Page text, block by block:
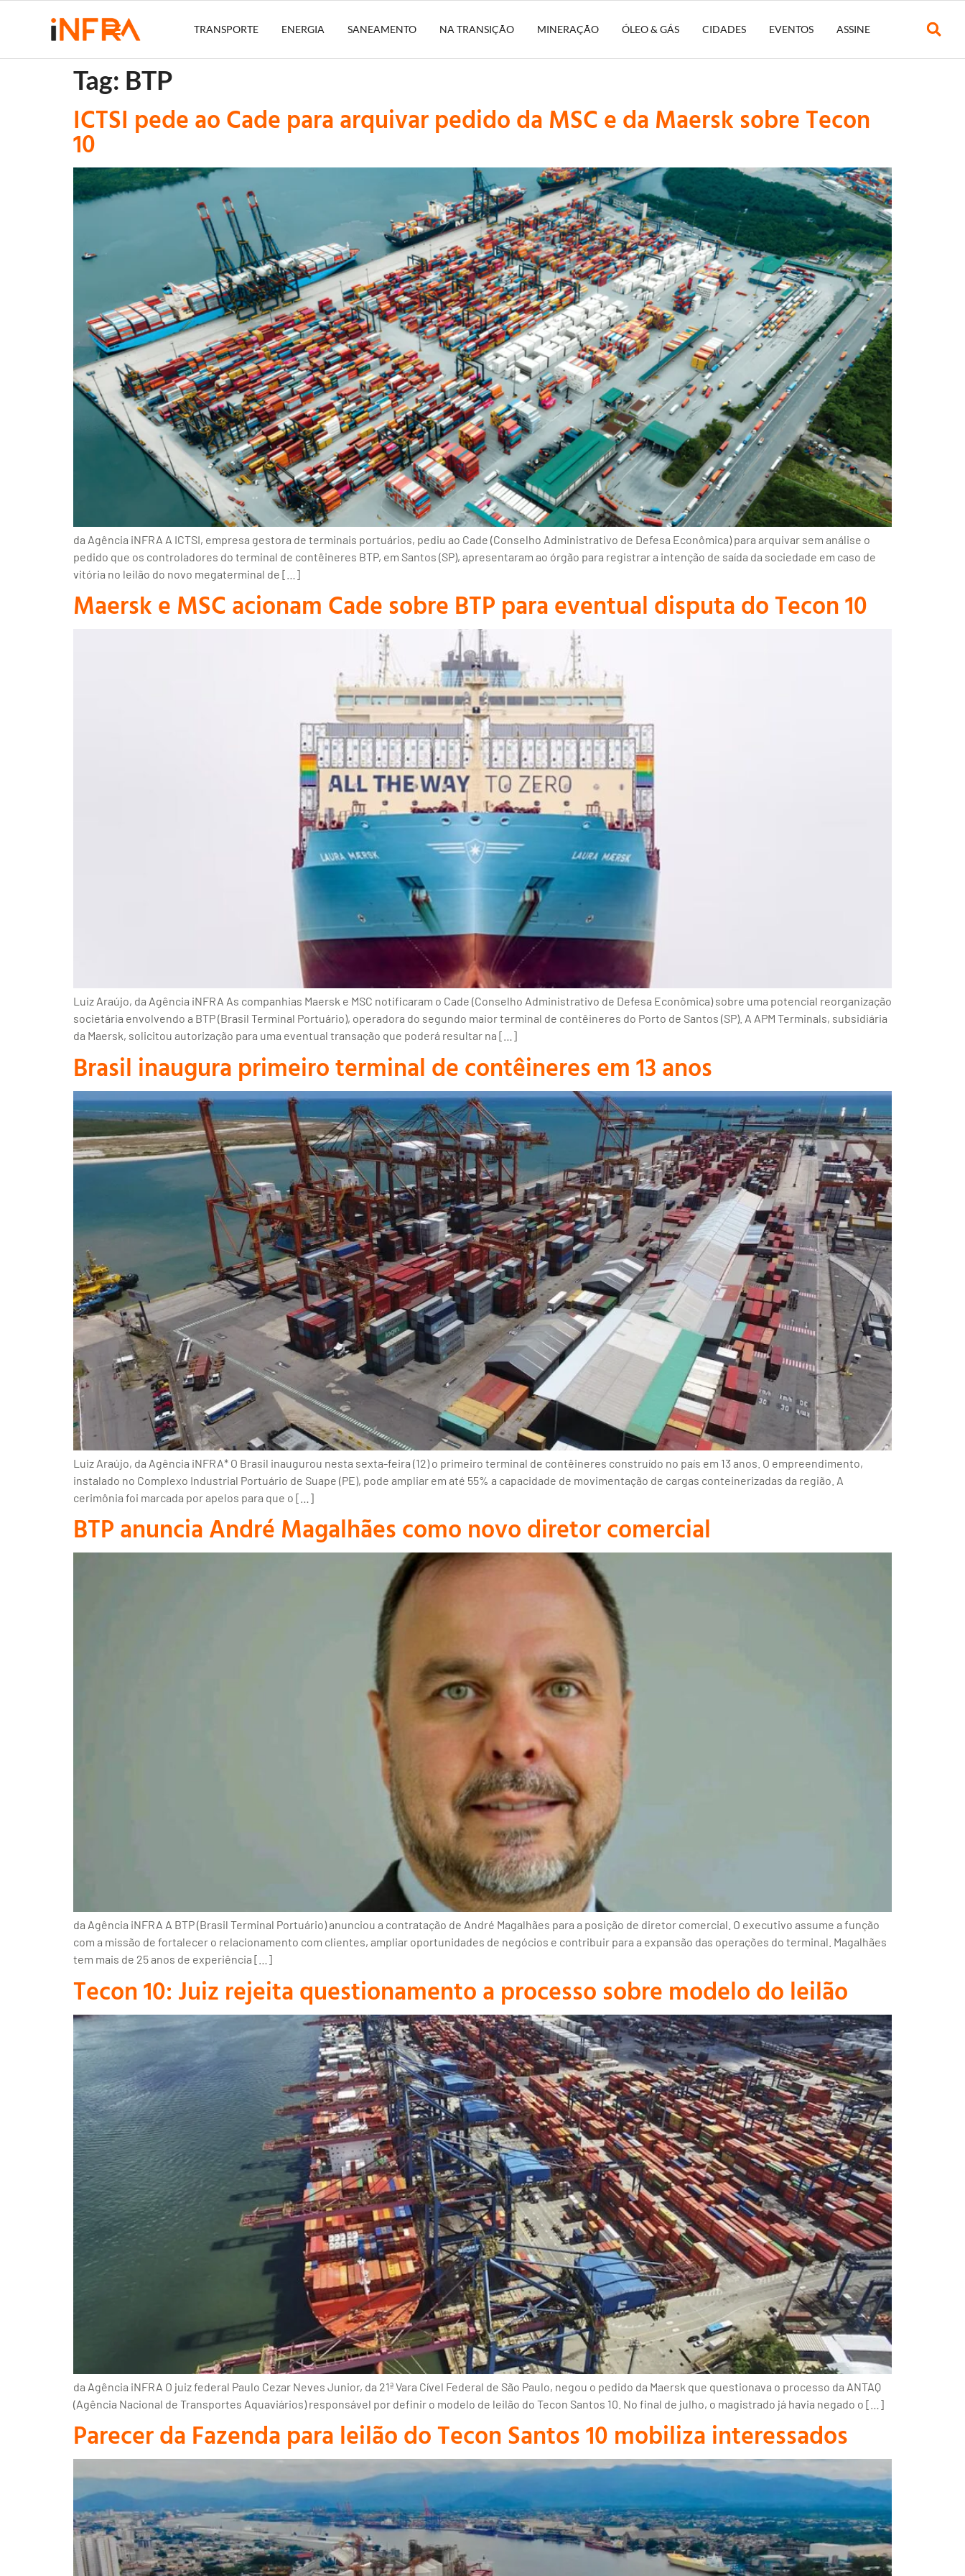
TRANSPORTE ENERGIA SANEAMENTO NA TRANSIÇÃO MINERAÇÃO ÓLEO & GÁS CIDADES EVENTOS ASSINE
Tag: BTP
ICTSI pede ao Cade para arquivar pedido da MSC e da Maersk sobre Tecon
10
da Agência iNFRA A ICTSI, empresa gestora de terminais portuários, pediu ao Cade (Conselho Administrativo de Defesa Econômica) para arquivar sem análise o
pedido que os controladores do terminal de contêineres BTP, em Santos (SP), apresentaram ao órgão para registrar a intenção de saída da sociedade em caso de
vitória no leilão do novo megaterminal de […]
Maersk e MSC acionam Cade sobre BTP para eventual disputa do Tecon 10
Luiz Araújo, da Agência iNFRA As companhias Maersk e MSC notificaram o Cade (Conselho Administrativo de Defesa Econômica) sobre uma potencial reorganização
societária envolvendo a BTP (Brasil Terminal Portuário), operadora do segundo maior terminal de contêineres do Porto de Santos (SP). A APM Terminals, subsidiária
da Maersk, solicitou autorização para uma eventual transação que poderá resultar na […]
Brasil inaugura primeiro terminal de contêineres em 13 anos
Luiz Araújo, da Agência iNFRA* O Brasil inaugurou nesta sexta-feira (12) o primeiro terminal de contêineres construído no país em 13 anos. O empreendimento,
instalado no Complexo Industrial Portuário de Suape (PE), pode ampliar em até 55% a capacidade de movimentação de cargas conteinerizadas da região. A
cerimônia foi marcada por apelos para que o […]
BTP anuncia André Magalhães como novo diretor comercial
da Agência iNFRA A BTP (Brasil Terminal Portuário) anunciou a contratação de André Magalhães para a posição de diretor comercial. O executivo assume a função
com a missão de fortalecer o relacionamento com clientes, ampliar oportunidades de negócios e contribuir para a expansão das operações do terminal. Magalhães
tem mais de 25 anos de experiência […]
Tecon 10: Juiz rejeita questionamento a processo sobre modelo do leilão
da Agência iNFRA O juiz federal Paulo Cezar Neves Junior, da 21ª Vara Cível Federal de São Paulo, negou o pedido da Maersk que questionava o processo da ANTAQ
(Agência Nacional de Transportes Aquaviários) responsável por definir o modelo de leilão do Tecon Santos 10. No final de julho, o magistrado já havia negado o […]
Parecer da Fazenda para leilão do Tecon Santos 10 mobiliza interessados